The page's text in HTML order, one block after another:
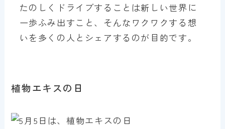
たのしくドライブすることは新しい世界に
一歩ふみ出すこと、そんなワクワクする想
いを多くの人とシェアするのが目的です。
植物エキスの日